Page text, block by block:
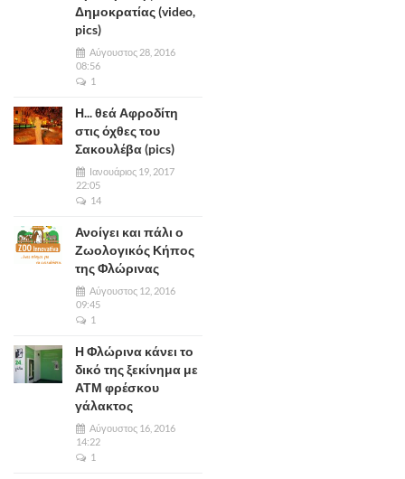
Δημοκρατίας (video,
pics)
Αύγουστος 28, 2016
08:56
1
Η... θεά Αφροδίτη
στις όχθες του
Σακουλέβα (pics)
Ιανουάριος 19, 2017
22:05
14
Ανοίγει και πάλι ο
Ζωολογικός Κήπος
της Φλώρινας
Αύγουστος 12, 2016
09:45
1
Η Φλώρινα κάνει το
δικό της ξεκίνημα με
ΑΤΜ φρέσκου
γάλακτος
Αύγουστος 16, 2016
14:22
1